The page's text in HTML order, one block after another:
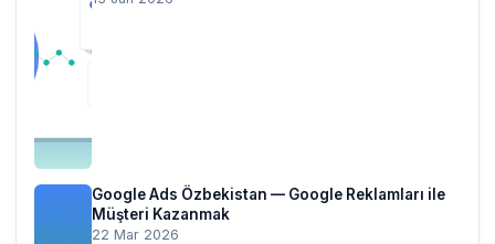
Google Ads Özbekistan — Google Reklamları ile
Müşteri Kazanmak
22 Mar 2026